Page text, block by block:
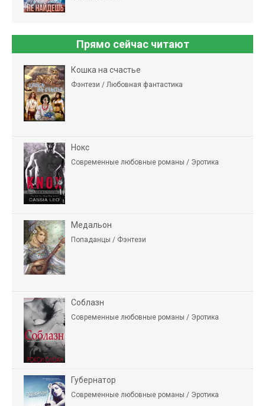
Прямо сейчас читают
Кошка на счастье
Фэнтези / Любовная фантастика
Нокс
Современные любовные романы / Эротика
Медальон
Попаданцы / Фэнтези
Соблазн
Современные любовные романы / Эротика
Губернатор
Современные любовные романы / Эротика